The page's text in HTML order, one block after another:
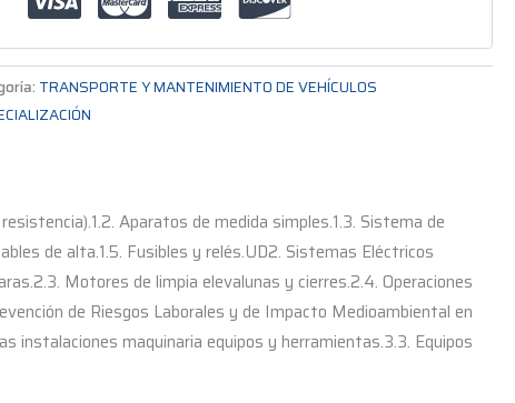
TRANSPORTE Y MANTENIMIENTO DE VEHÍCULOS
Aparatos de medida simples.1.3. Sistema de
de alta.1.5. Fusibles y relés.UD2. Sistemas Eléctricos
Motores de limpia elevalunas y cierres.2.4. Operaciones
de Riesgos Laborales y de Impacto Medioambiental en
instalaciones maquinaria equipos y herramientas.3.3. Equipos